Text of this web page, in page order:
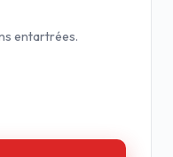
entartrées.